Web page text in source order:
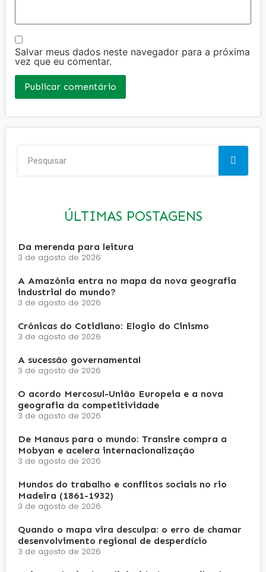
Salvar meus dados neste navegador para a próxima
vez que eu comentar.
ÚLTIMAS POSTAGENS
Da merenda para leitura
3 de agosto de 2026
A Amazônia entra no mapa da nova geografia
industrial do mundo?
3 de agosto de 2026
Crônicas do Cotidiano: Elogio do Cinismo
3 de agosto de 2026
A sucessão governamental
3 de agosto de 2026
O acordo Mercosul-União Europeia e a nova
geografia da competitividade
3 de agosto de 2026
De Manaus para o mundo: Transire compra a
Mobyan e acelera internacionalização
3 de agosto de 2026
Mundos do trabalho e conflitos sociais no rio
Madeira (1861-1932)
3 de agosto de 2026
Quando o mapa vira desculpa: o erro de chamar
desenvolvimento regional de desperdício
3 de agosto de 2026